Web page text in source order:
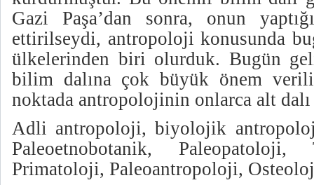
Gazi Paşa’dan sonra, onun
ettirilseydi, antropoloji konusunda
ülkelerinden biri olurduk. Bugün
bilim dalına çok büyük önem
noktada antropolojinin onlarca alt
Adli antropoloji, biyolojik
Paleoetnobotanik,
Primatoloji, Paleoantropoloji,